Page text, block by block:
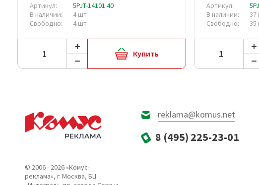
Артикул:
5PJT-14101.40
В наличии:
4 шт
Свободно:
4 шт
Купить
Артикул:
В наличии:
37
Свободно:
35
© 2006 - 2026 «Комус-
реклама», г. Москва, БЦ
reklama@komus.net
8 (495) 225-23-01